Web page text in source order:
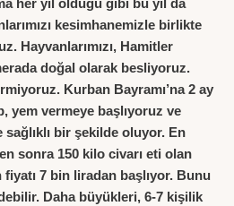
kesimhanemizle birlikte
Hayvanlarımızı, Hamitler
doğal olarak besliyoruz.
Kurban Bayramı’na 2 ay
yem vermeye başlıyoruz ve
bir şekilde oluyor. En
sonra 150 kilo civarı eti olan
7 bin liradan başlıyor. Bunu
Daha büyükleri, 6-7 kişilik